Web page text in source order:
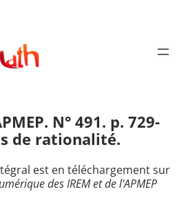
N° 491. p. 729-
de rationalité.
est en téléchargement sur
des IREM et de l'APMEP